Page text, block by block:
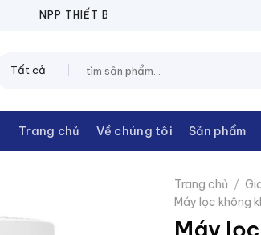
NPP THIẾT BỊ ĐIỆN THANH CHÂU
kiếm:
Trang chủ Về chúng tôi Sản phẩm
Trang chủ /
Máy lọc không
Máy